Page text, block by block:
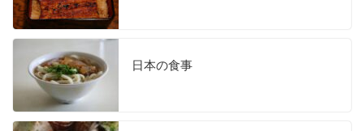
日本の食事